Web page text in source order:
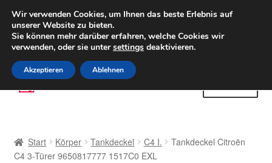
LIEFERUNG ab 6 EUR
Weltweiter Versand
(800) 500 564Mo-Fr 9-16 Uhr
Zur
Navigation
Zum
Inhalt
AGB
Start Körper Tankdeckel C4 I.
Tankdeckel Citroën
C4 3-Türer 9650817777 1517C0 EXL
Wir verwenden Cookies, um Ihnen das beste Erlebnis auf
unserer Website zu bieten.
Sie können mehr darüber erfahren, welche Cookies wir
verwenden, oder sie untersettings deaktivieren.
Akzeptieren Ablehnen